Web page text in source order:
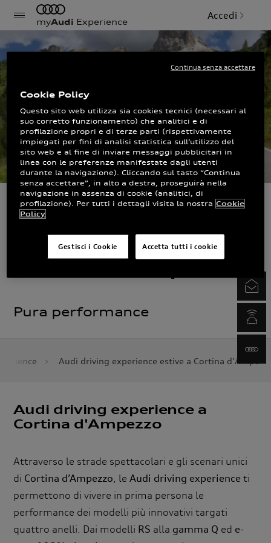
myAudi Experience
Accedi
Audi driving
experience estive a
Cortina d'Ampezzo
Audi driving experience estive a Cortina
Audi driving experience a
Cortina d'Ampezzo
Attraverso le strade spettacolari e gli scenari unici
di Cortina d’Ampezzo, le Audi driving experienceti
permettono di vivere in prima persona le
performance dei modelli più innovativi targati
quattro anelli. Dai modelli RS alla gamma Q ed e-
Cookie Policy
Questo sito web utilizza sia cookies tecnici (necessari al
suo corretto funzionamento) che analitici e di
profilazione propri e di terze parti (rispettivamente
impiegati per fini di analisi statistica sull’utilizzo del
sito web e al fine di inviare messaggi pubblicitari in
linea con le preferenze manifestate dagli utenti
durante la navigazione). Cliccando sul tasto “Continua
senza accettare”, in alto a destra, proseguirà nella
navigazione in assenza di cookie (analitici, di
profilazione). Per tutti i dettagli visita la nostra Cookie
Policy
Accetta tutti i cookie
Gestisci i Cookie
Continua senza accettare